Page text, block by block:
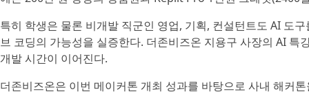
특히 학생은 물론 비개발 직군인 영업, 기획, 컨설턴트도 AI 도
브 코딩의 가능성을 실증한다. 더존비즈온 지용구 사장의 AI
개발 시간이 이어진다.
더존비즈온은 이번 메이커톤 개최 성과를 바탕으로 사내 해커